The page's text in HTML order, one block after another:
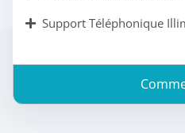
Support Téléphonique